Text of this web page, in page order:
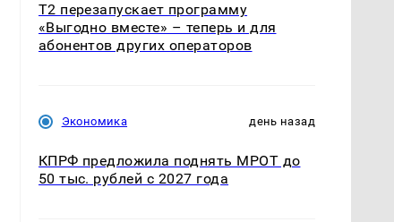
Т2 перезапускает программу
«Выгодно вместе» – теперь и для
абонентов других операторов
Экономика день назад
КПРФ предложила поднять МРОТ до
50 тыс. рублей с 2027 года